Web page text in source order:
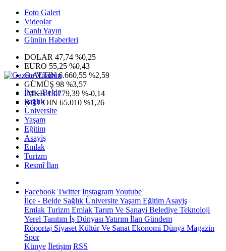
Foto Galeri
Videolar
Canlı Yayın
Günün Haberleri
DOLAR 47,74 %0,25
EURO 55,25 %0,43
G.ALTIN6.660,55 %2,59
GÜMÜŞ 98 %3,57
IMKB13.779,39 %-0,14
BITCOIN 65.010 %1,26
İlçe - Belde
Sağlık
Üniversite
Yaşam
Eğitim
Asayiş
Emlak
Turizm
Resmî İlan
Facebook Twitter InstagramYoutube
İlçe - Belde Sağlık ÜniversiteYaşam Eğitim Asayiş
Emlak Turizm Emlak Tarım Ve Sanayi Belediye Teknoloji
Yerel Tanıtım İş Dünyası Yatırım İlan Gündem
Röportaj Siyaset Kültür Ve Sanat Ekonomi Dünya Magazin
Spor
Künye İletişim RSS